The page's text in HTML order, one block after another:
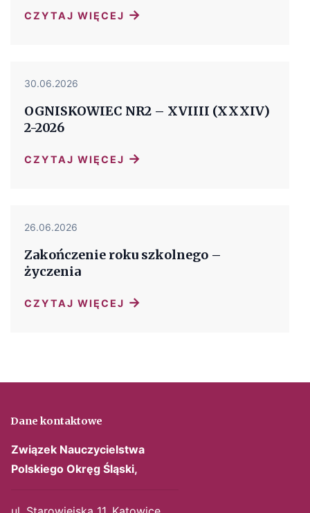
CZYTAJ WIĘCEJ →
30.06.2026
OGNISKOWIEC NR2 – XVIIII (XXXIV)
2-2026
CZYTAJ WIĘCEJ →
26.06.2026
Zakończenie roku szkolnego –
życzenia
CZYTAJ WIĘCEJ →
Dane kontaktowe
Związek Nauczycielstwa
Polskiego Okręg Śląski,